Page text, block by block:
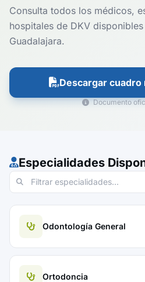
Consulta todos los médicos,
hospitales de DKV
Guadalajara.
Descargar cuadro
Documento
Especialidades
Odontología General
Ortodoncia